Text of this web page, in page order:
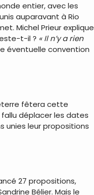
entier, avec les
auparavant à Rio
Michel Prieur explique
t-il ? « Il n’y a rien
éventuelle convention
fêtera cette
déplacer les dates
unies leur propositions
27 propositions,
Bélier. Mais le